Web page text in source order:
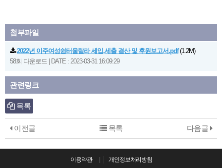
첨부파일
2022년 이주여성쉼터울랄라 세입,세출 결산 및 후원보고서.pdf(1.2M)
58회 다운로드
DATE : 2023-03-31 16:09:29
관련링크
목록
이전글 다음글
목록
이용약관 개인정보처리방침